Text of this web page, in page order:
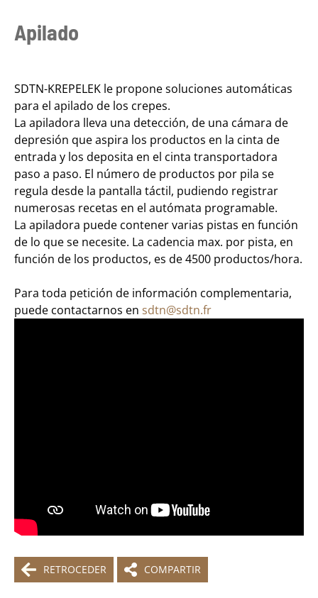
Apilado
SDTN-KREPELEK le propone soluciones automáticas
para el apilado de los crepes.
La apiladora lleva una detección, de una cámara de
depresión que aspira los productos en la cinta de
entrada y los deposita en el cinta transportadora
paso a paso. El número de productos por pila se
regula desde la pantalla táctil, pudiendo registrar
numerosas recetas en el autómata programable.
La apiladora puede contener varias pistas en función
de lo que se necesite. La cadencia max. por pista, en
función de los productos, es de 4500 productos/hora.
Para toda petición de información complementaria,
puede contactarnos en sdtn@sdtn.fr
RETROCEDER COMPARTIR